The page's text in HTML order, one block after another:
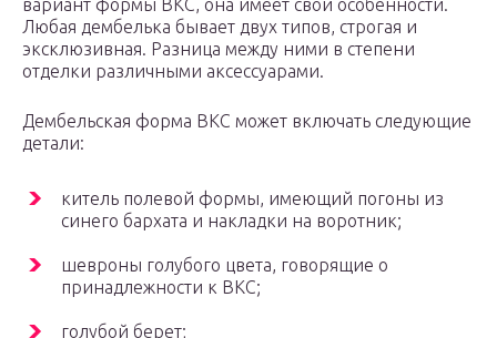
вариант формы ВКС, она имеет свои особенности.
Любая дембелька бывает двух типов, строгая и
эксклюзивная. Разница между ними в степени
отделки различными аксессуарами.
Дембельская форма ВКС может включать следующие
детали:
китель полевой формы, имеющий погоны из
синего бархата и накладки на воротник;
шевроны голубого цвета, говорящие о
принадлежности к ВКС;
голубой берет;